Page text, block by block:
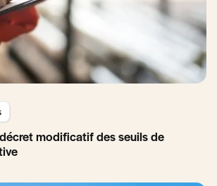
modificatif des seuils de